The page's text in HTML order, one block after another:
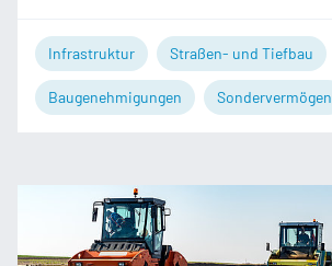
Infrastruktur Straßen- und Tiefbau
Baugenehmigungen Sondervermögen